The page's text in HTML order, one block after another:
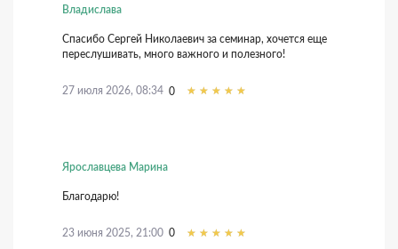
Владислава
Спасибо Сергей Николаевич за семинар, хочется еще
переслушивать, много важного и полезного!
27 июля 2026, 08:34 0
Ярославцева Марина
Благодарю!
23 июня 2025, 21:00 0
14 мая 2021, 11:22 0
14 мая 2021, 11:22 +2
01 марта 2021, 20:57 +3